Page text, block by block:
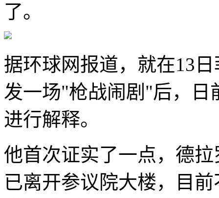
了。
据环球网报道，就在13
发一场"枪战闹剧"后，日
进行解释。
他首次证实了一点，德
已离开参议院大楼，目